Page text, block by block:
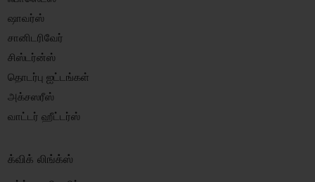
ஷாவர்ஸ்
சானிடரிவேர்
சிஸ்டர்ன்ஸ்
தொடர்பு ஐட்டங்கள்
அக்சஸரீஸ்
வாட்டர் ஹீட்டர்ஸ்
க்விக் லிங்க்ஸ்